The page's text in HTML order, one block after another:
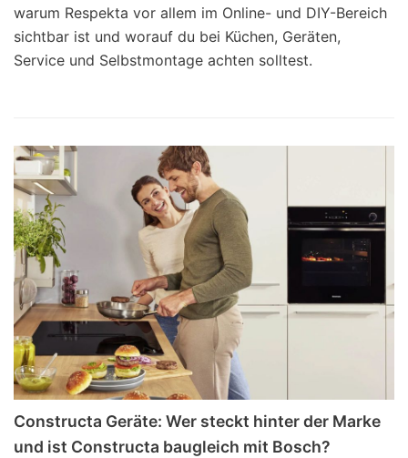
warum Respekta vor allem im Online- und DIY-Bereich
sichtbar ist und worauf du bei Küchen, Geräten,
Service und Selbstmontage achten solltest.
Constructa Geräte: Wer steckt hinter der Marke
und ist Constructa baugleich mit Bosch?